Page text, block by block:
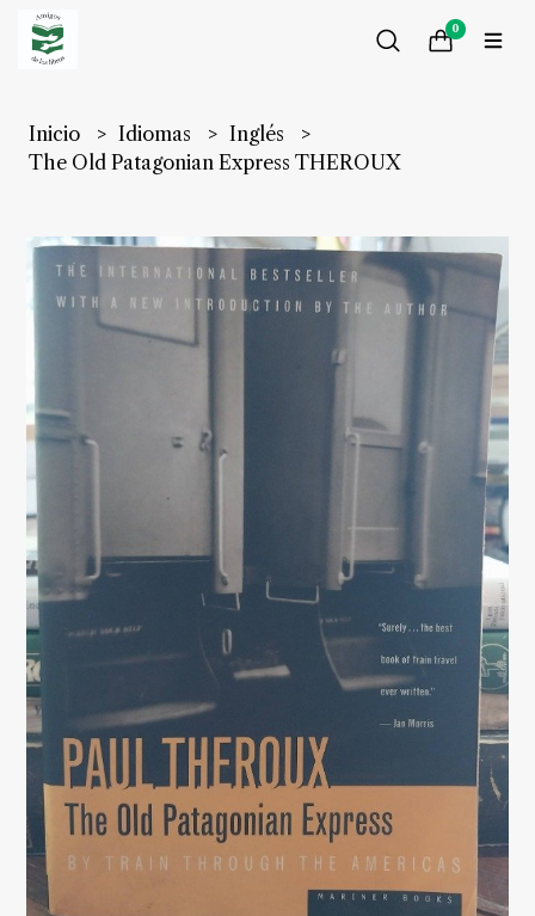
0
Inicio Idiomas
Inglés
The Old Patagonian Express THEROUX